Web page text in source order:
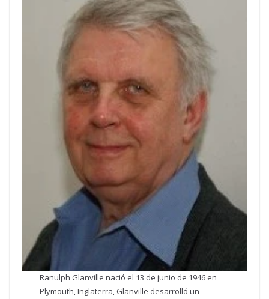
Ranulph Glanville nació el 13 de junio de 1946 en
Plymouth, Inglaterra, Glanville desarrolló un